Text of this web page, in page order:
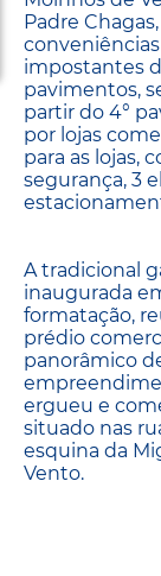
Padre
impostantes
pavimentos,
partir do 4°
por lojas
para as lojas,
segurança, 3
A tradicional
inaugurada
formatação,
prédio
panorâmico
ergueu e
situado nas
esquina da
Vento.